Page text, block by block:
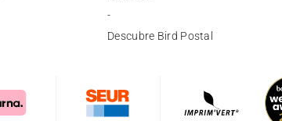
-
Descubre Bird Postal